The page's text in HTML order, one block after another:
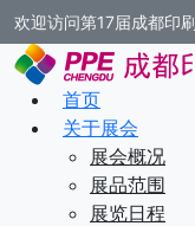
欢迎访问第17届成都印
首页
关于展会
展会概况
展品范围
展览日程